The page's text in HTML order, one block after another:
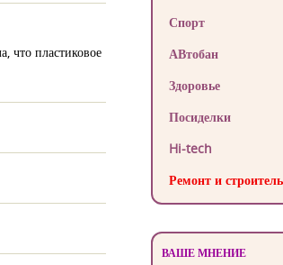
что пластиковое
Спорт
АВтобан
Здоровье
Посиделки
Hi-tech
Ремонт и
ВАШЕ МНЕНИЕ